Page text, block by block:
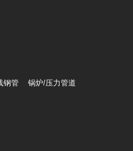
钢管 锅炉/压力管道